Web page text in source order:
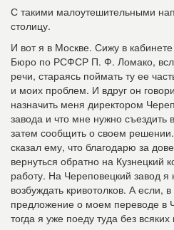
С такими малоутешительными
столицу.
И вот я в Москве. Сижу в
Бюро по РСФСР П. Ф. Ломако,
речи, стараясь поймать ту ее
и моих проблем. И вдруг он
назначить меня директором
завода и что мне нужно съездить
затем сообщить о своем
сказал ему, что благодарю за
вернуться обратно на Кузнецкий
работу. На Череповецкий завод
возбуждать кривотолков. А если,
предложение о моем переводе в
тогда я уже поеду туда без